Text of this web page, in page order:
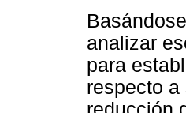
analizar
para
respecto